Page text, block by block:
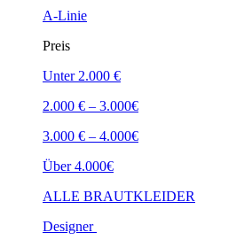
A-Linie
Preis
Unter 2.000 €
2.000 € – 3.000€
3.000 € – 4.000€
Über 4.000€
ALLE BRAUTKLEIDER
Designer